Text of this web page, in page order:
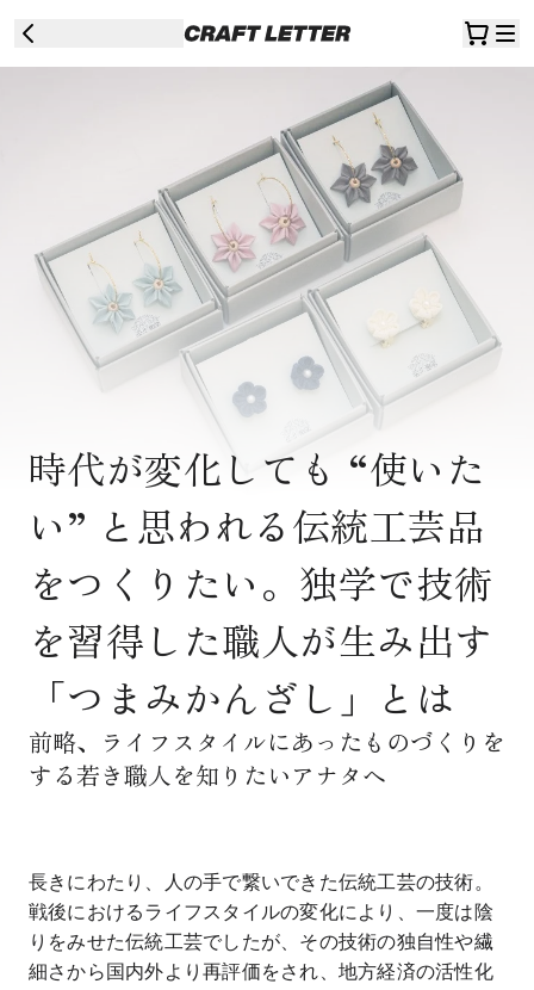
時代が変化しても “使いた
い” と思われる伝統工芸品
をつくりたい。独学で技術
を習得した職人が生み出す
「つまみかんざし」とは
前略、ライフスタイルにあったものづくりを
する若き職人を知りたいアナタへ
長きにわたり、人の手で繋いできた伝統工芸の技術。
戦後におけるライフスタイルの変化により、一度は陰
りをみせた伝統工芸でしたが、その技術の独自性や繊
細さから国内外より再評価をされ、地方経済の活性化